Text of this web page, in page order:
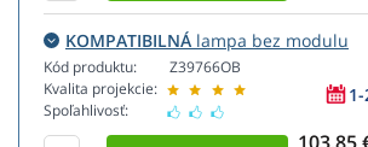
KOMPATIBILNÁ lampa bez modulu
Kód produktu:
Kvalita projekcie:
Spoľahlivosť:
Z39766OB